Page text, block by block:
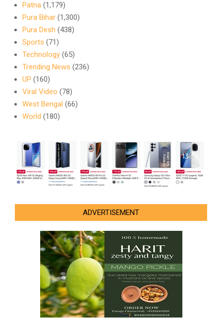
Patna (1,179)
Pura Bihar (1,300)
Pura Desh (438)
Sports (71)
Technology (65)
Trending News (236)
UP (160)
Viral Video (78)
West Bengal (66)
World (180)
ADVERTISEMENT